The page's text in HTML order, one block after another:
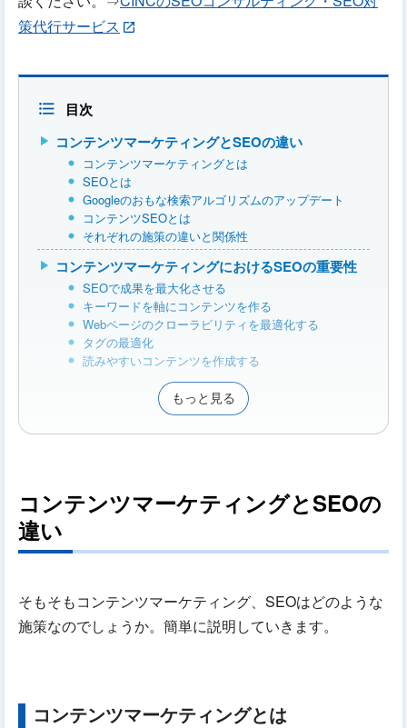
策代行サービス
目次
コンテンツマーケティングとSEOの違い
コンテンツマーケティングとは
SEOとは
Googleのおもな検索アルゴリズムのアップデート
コンテンツSEOとは
それぞれの施策の違いと関係性
コンテンツマーケティングにおけるSEOの重要性
SEOで成果を最大化させる
キーワードを軸にコンテンツを作る
Webページのクローラビリティを最適化する
タグの最適化
読みやすいコンテンツを作成する
もっと見る
コンテンツマーケティングとSEOの
違い
そもそもコンテンツマーケティング、SEOはどのような
施策なのでしょうか。簡単に説明していきます。
コンテンツマーケティングとは